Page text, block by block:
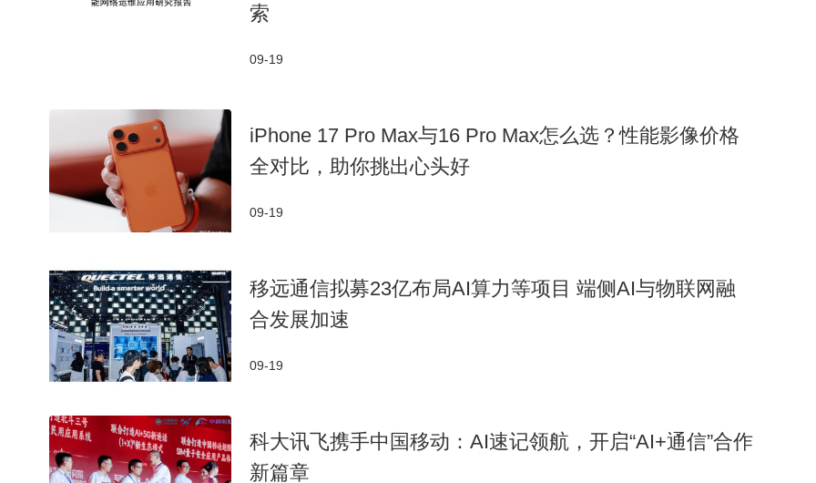
索
09-19
iPhone 17 Pro Max与16 Pro Max怎么选？性能影像价格
全对比，助你挑出心头好
09-19
移远通信拟募23亿布局AI算力等项目 端侧AI与物联网融
合发展加速
09-19
科大讯飞携手中国移动：AI速记领航，开启“AI+通信”合作
新篇章